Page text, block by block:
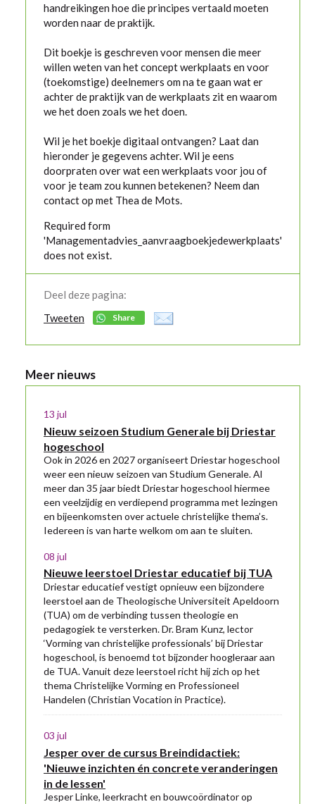
handreikingen hoe die principes vertaald moeten
worden naar de praktijk.
Dit boekje is geschreven voor mensen die meer
willen weten van het concept werkplaats en voor
(toekomstige) deelnemers om na te gaan wat er
achter de praktijk van de werkplaats zit en waarom
we het doen zoals we het doen.
Wil je het boekje digitaal ontvangen? Laat dan
hieronder je gegevens achter. Wil je eens
doorpraten over wat een werkplaats voor jou of
voor je team zou kunnen betekenen? Neem dan
contact op met Thea de Mots.
Required form
'Managementadvies_aanvraagboekjedewerkplaats'
does not exist.
Deel deze pagina:
Tweeten
Share
Meer nieuws
13 jul
Nieuw seizoen Studium Generale bij Driestar
hogeschool
Ook in 2026 en 2027 organiseert Driestar hogeschool
weer een nieuw seizoen van Studium Generale. Al
meer dan 35 jaar biedt Driestar hogeschool hiermee
een veelzijdig en verdiepend programma met lezingen
en bijeenkomsten over actuele christelijke thema’s.
Iedereen is van harte welkom om aan te sluiten.
08 jul
Nieuwe leerstoel Driestar educatief bij TUA
Driestar educatief vestigt opnieuw een bijzondere
leerstoel aan de Theologische Universiteit Apeldoorn
(TUA) om de verbinding tussen theologie en
pedagogiek te versterken. Dr. Bram Kunz, lector
‘Vorming van christelijke professionals’ bij Driestar
hogeschool, is benoemd tot bijzonder hoogleraar aan
de TUA. Vanuit deze leerstoel richt hij zich op het
thema Christelijke Vorming en Professioneel
Handelen (Christian Vocation in Practice).
03 jul
Jesper over de cursus Breindidactiek:
'Nieuwe inzichten én concrete veranderingen
in de lessen'
Jesper Linke, leerkracht en bouwcoördinator op